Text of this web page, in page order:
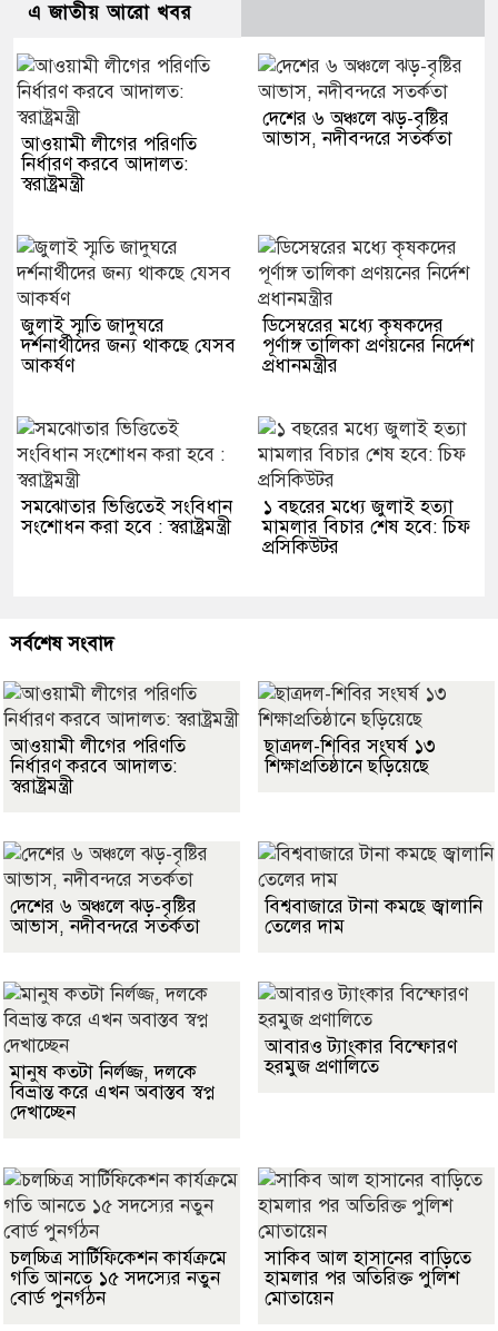
এ জাতীয় আরো খবর
আওয়ামী লীগের পরিণতি
নির্ধারণ করবে আদালত:
স্বরাষ্ট্রমন্ত্রী
দেশের ৬ অঞ্চলে ঝড়-বৃষ্টির
আভাস, নদীবন্দরে সতর্কতা
জুলাই স্মৃতি জাদুঘরে
দর্শনার্থীদের জন্য থাকছে যেসব
আকর্ষণ
ডিসেম্বরের মধ্যে কৃষকদের
পূর্ণাঙ্গ তালিকা প্রণয়নের নির্দেশ
প্রধানমন্ত্রীর
সমঝোতার ভিত্তিতেই সংবিধান
সংশোধন করা হবে : স্বরাষ্ট্রমন্ত্রী
১ বছরের মধ্যে জুলাই হত্যা
মামলার বিচার শেষ হবে: চিফ
প্রসিকিউটর
সর্বশেষ সংবাদ
আওয়ামী লীগের পরিণতি
নির্ধারণ করবে আদালত:
স্বরাষ্ট্রমন্ত্রী
ছাত্রদল-শিবির সংঘর্ষ ১৩
শিক্ষাপ্রতিষ্ঠানে ছড়িয়েছে
দেশের ৬ অঞ্চলে ঝড়-বৃষ্টির
আভাস, নদীবন্দরে সতর্কতা
বিশ্ববাজারে টানা কমছে জ্বালানি
তেলের দাম
মানুষ কতটা নির্লজ্জ, দলকে
বিভ্রান্ত করে এখন অবাস্তব স্বপ্ন
দেখাচ্ছেন
আবারও ট্যাংকার বিস্ফোরণ
হরমুজ প্রণালিতে
চলচ্চিত্র সার্টিফিকেশন কার্যক্রমে
গতি আনতে ১৫ সদস্যের নতুন
বোর্ড পুনর্গঠন
সাকিব আল হাসানের বাড়িতে
হামলার পর অতিরিক্ত পুলিশ
মোতায়েন